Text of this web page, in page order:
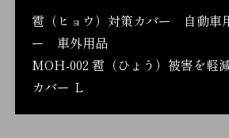
雹（ヒョウ）対策カバー 自動
ー 車外用品
MOH-002 雹（ひょう）被害を軽
カバー Ｌ